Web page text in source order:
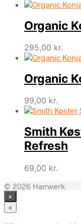
Organic
295,00 kr.
Organic
99,00 kr.
Smith
Refresh
69,00 kr.
© 2026 Hairwerk
×
×